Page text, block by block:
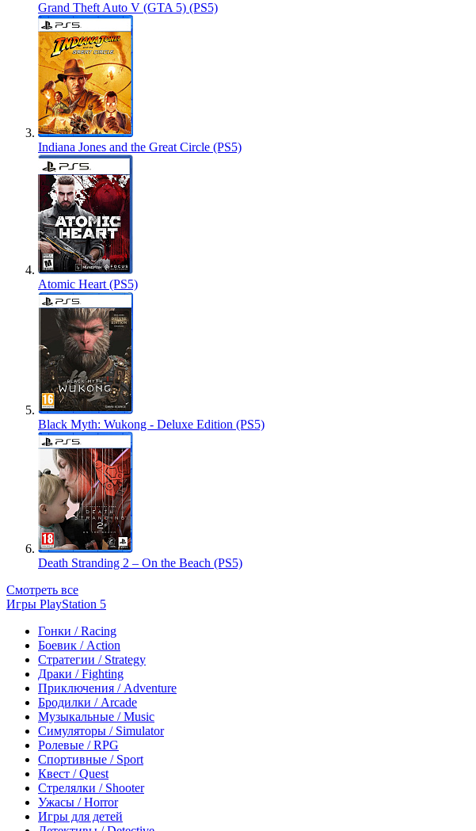
Grand Theft Auto V (GTA 5) (PS5)
Indiana Jones and the Great Circle (PS5)
Atomic Heart (PS5)
Black Myth: Wukong - Deluxe Edition (PS5)
Death Stranding 2 – On the Beach (PS5)
Смотреть все
Игры PlayStation 5
Гонки / Racing
Боевик / Action
Стратегии / Strategy
Драки / Fighting
Приключения / Adventure
Бродилки / Arcade
Музыкальные / Music
Симуляторы / Simulator
Ролевые / RPG
Спортивные / Sport
Квест / Quest
Стрелялки / Shooter
Ужасы / Horror
Игры для детей